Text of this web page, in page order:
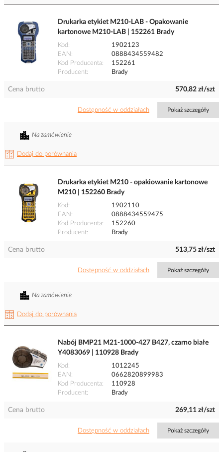
Drukarka etykiet M210-LAB - Opakowanie
kartonowe M210-LAB | 152261 Brady
Kod
1902123
EAN
0888434559482
Kod Producenta
152261
Producent
Brady
Cena brutto 570,82 zł/szt
Dostępność w oddziałach Pokaż szczegóły
Dodaj do porównania
Na zamówienie
Drukarka etykiet M210 - opakiowanie kartonowe
M210 | 152260 Brady
Kod
1902110
EAN
0888434559475
Kod Producenta
152260
Producent
Brady
Cena brutto 513,75 zł/szt
Dostępność w oddziałach Pokaż szczegóły
Dodaj do porównania
Na zamówienie
Nabój BMP21 M21-1000-427 B427, czarno białe
Y4083069 | 110928 Brady
Kod
1012245
EAN
0662820899983
Kod Producenta
110928
Producent
Brady
Cena brutto 269,11 zł/szt
Dostępność w oddziałach Pokaż szczegóły